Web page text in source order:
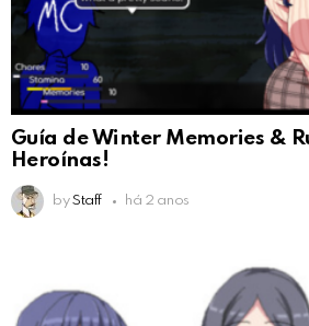
Guía de Winter Memories &
Heroínas!
by Staff há 2 anos